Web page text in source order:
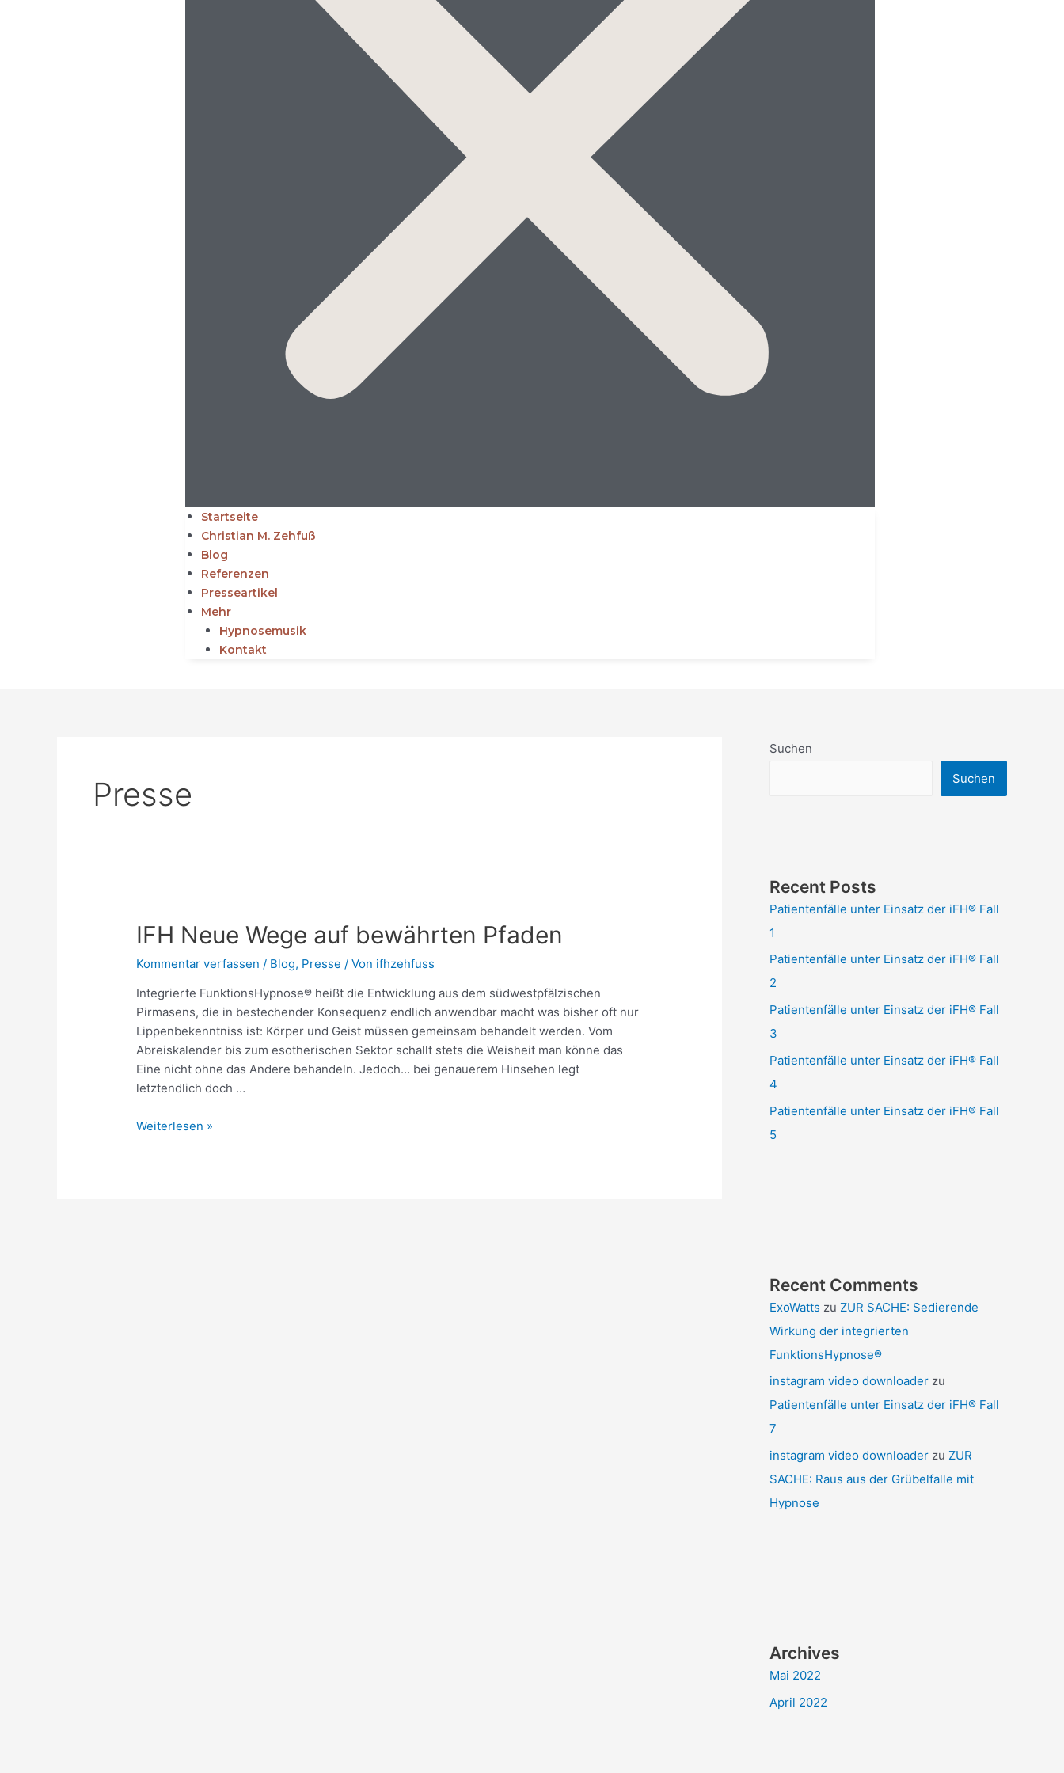
Startseite
Christian M. Zehfuß
Blog
Referenzen
Presseartikel
Mehr
Hypnosemusik
Kontakt
Presse
IFH Neue Wege auf bewährten Pfaden
Kommentar verfassen / Blog, Presse / Von ifhzehfuss
Integrierte FunktionsHypnose® heißt die Entwicklung aus dem südwestpfälzischen
Pirmasens, die in bestechender Konsequenz endlich anwendbar macht was bisher oft nur
Lippenbekenntniss ist: Körper und Geist müssen gemeinsam behandelt werden. Vom
Abreiskalender bis zum esotherischen Sektor schallt stets die Weisheit man könne das
Eine nicht ohne das Andere behandeln. Jedoch… bei genauerem Hinsehen legt
letztendlich doch …
IFH
Neue
Wege
bewährten
Pfaden
Weiterlesen »
Suchen
Suchen
Recent Posts
Patientenfälle unter Einsatz der iFH® Fall
1
Patientenfälle unter Einsatz der iFH® Fall
2
Patientenfälle unter Einsatz der iFH® Fall
3
Patientenfälle unter Einsatz der iFH® Fall
4
Patientenfälle unter Einsatz der iFH® Fall
5
Recent Comments
ExoWatts zu ZUR SACHE: Sedierende
Wirkung der integrierten
FunktionsHypnose®
instagram video downloader zu
Patientenfälle unter Einsatz der iFH® Fall
7
instagram video downloader zu ZUR
SACHE: Raus aus der Grübelfalle mit
Hypnose
Archives
Mai 2022
April 2022